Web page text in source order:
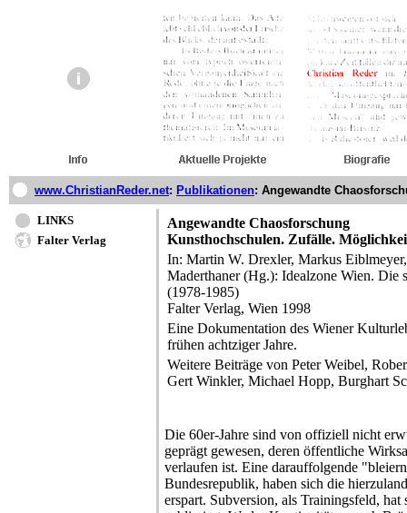
www.ChristianReder.net: Publikationen: Angewandte
LINKS
Falter Verlag
Angewandte Chaosforschung
Kunsthochschulen. Zufälle.
In: Martin W. Drexler, Markus
Maderthaner (Hg.): Idealzone Wien. Die
(1978-1985)
Falter Verlag, Wien 1998
Eine Dokumentation des Wiener
frühen achtziger Jahre.
Weitere Beiträge von Peter Weibel,
Gert Winkler, Michael Hopp, Burghart
Die 60er-Jahre sind von offiziell nicht
geprägt gewesen, deren öffentliche
verlaufen ist. Eine darauffolgende
Bundesrepublik, haben sich die
erspart. Subversion, als Trainingsfeld,